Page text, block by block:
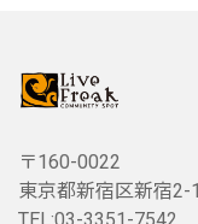
〒160-0022
東京都新宿区新宿